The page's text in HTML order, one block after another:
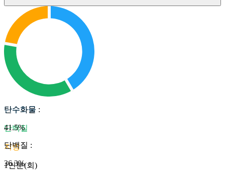
탄수화물
단백질
지방
1인분(회)
탄수화물 :
41.5%
단백질 :
36.3%